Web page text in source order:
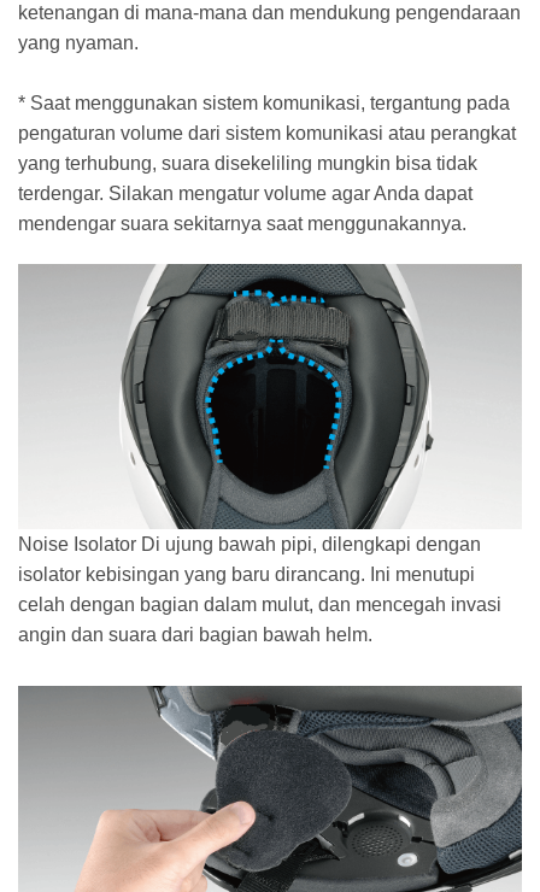
ketenangan di mana-mana dan mendukung pengendaraan
yang nyaman.
* Saat menggunakan sistem komunikasi, tergantung pada
pengaturan volume dari sistem komunikasi atau perangkat
yang terhubung, suara disekeliling mungkin bisa tidak
terdengar. Silakan mengatur volume agar Anda dapat
mendengar suara sekitarnya saat menggunakannya.
Noise Isolator Di ujung bawah pipi, dilengkapi dengan
isolator kebisingan yang baru dirancang. Ini menutupi
celah dengan bagian dalam mulut, dan mencegah invasi
angin dan suara dari bagian bawah helm.